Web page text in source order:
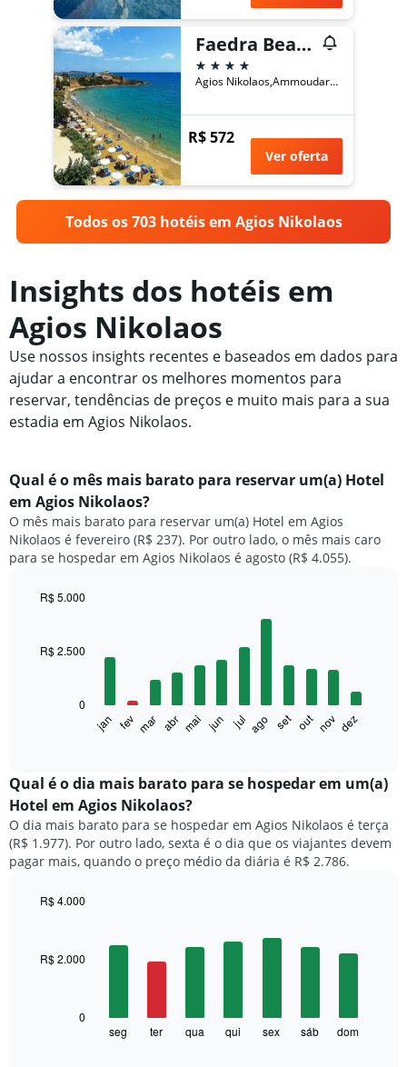
Faedra Beach
4 estrelas
Agios Nikolaos,Ammoudara,Lasithi,Crete, 2841023956, Agios Nikolaos, Grécia
R$ 572
Ver oferta
Todos os 703 hotéis em Agios Nikolaos
Insights dos hotéis em
Agios Nikolaos
Use nossos insights recentes e baseados em dados para
ajudar a encontrar os melhores momentos para
reservar, tendências de preços e muito mais para a sua
estadia em Agios Nikolaos.
Qual é o mês mais barato para reservar um(a) Hotel
em Agios Nikolaos?
O mês mais barato para reservar um(a) Hotel em Agios
Nikolaos é fevereiro (R$ 237). Por outro lado, o mês mais caro
para se hospedar em Agios Nikolaos é agosto (R$ 4.055).
with
12
exibe
o
preço
médio
de
um
O
gráfico
jan fev mar abr mai jun jul ago set out nov dez
0
R$ 2.500
R$ 5.000
Qual é o dia mais barato para se hospedar em um(a)
Hotel em Agios Nikolaos?
O dia mais barato para se hospedar em Agios Nikolaos é terça
(R$ 1.977). Por outro lado, sexta é o dia que os viajantes devem
pagar mais, quando o preço médio da diária é R$ 2.786.
seg ter qua qui sex sáb dom
0
R$ 2.000
R$ 4.000